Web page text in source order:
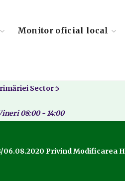
Monitor oficial local
Sector 5
08:00 - 14:00
06.08.2020 Privind Modificarea